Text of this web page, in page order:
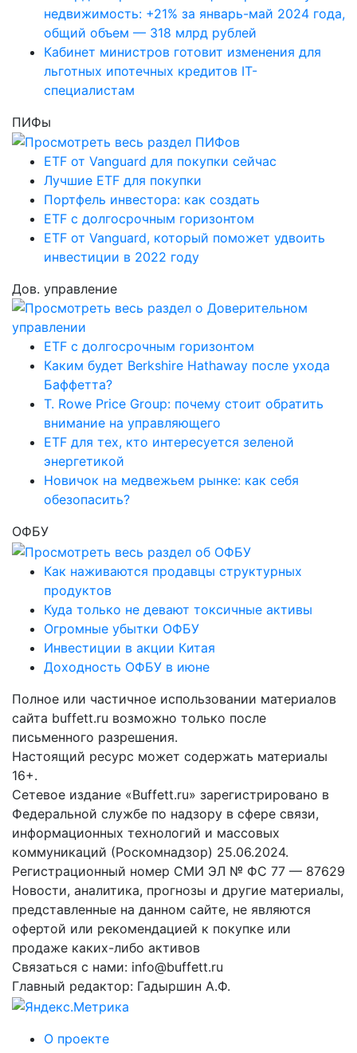
недвижимость: +21% за январь-май 2024 года,
общий объем — 318 млрд рублей
Кабинет министров готовит изменения для
льготных ипотечных кредитов IT-
специалистам
ПИФы
ETF от Vanguard для покупки сейчас
Лучшие ETF для покупки
Портфель инвестора: как создать
ETF с долгосрочным горизонтом
ETF от Vanguard, который поможет удвоить
инвестиции в 2022 году
Дов. управление
ETF с долгосрочным горизонтом
Каким будет Berkshire Hathaway после ухода
Баффетта?
T. Rowe Price Group: почему стоит обратить
внимание на управляющего
ETF для тех, кто интересуется зеленой
энергетикой
Новичок на медвежьем рынке: как себя
обезопасить?
ОФБУ
Как наживаются продавцы структурных
продуктов
Куда только не девают токсичные активы
Огромные убытки ОФБУ
Инвестиции в акции Китая
Доходность ОФБУ в июне
Полное или частичное использовании материалов
сайта buffett.ru возможно только после
письменного разрешения.
Настоящий ресурс может содержать материалы
16+.
Сетевое издание «Buffett.ru» зарегистрировано в
Федеральной службе по надзору в сфере связи,
информационных технологий и массовых
коммуникаций (Роскомнадзор) 25.06.2024.
Регистрационный номер СМИ ЭЛ № ФС 77 — 87629
Новости, аналитика, прогнозы и другие материалы,
представленные на данном сайте, не являются
офертой или рекомендацией к покупке или
продаже каких-либо активов
Связаться с нами: info@buffett.ru
Главный редактор: Гадыршин А.Ф.
О проекте